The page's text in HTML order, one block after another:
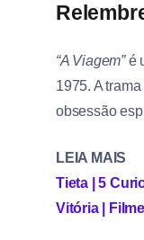
“A Viagem”é
1975. A
obsessão
LEIA MAIS
Tieta | 5
Vitória |